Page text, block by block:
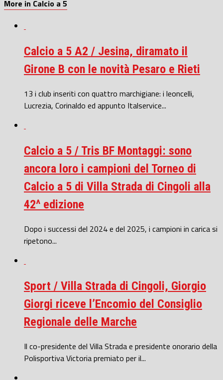
More in Calcio a 5
Calcio a 5 A2 / Jesina, diramato il
Girone B con le novità Pesaro e Rieti
13 i club inseriti con quattro marchigiane: i leoncelli,
Lucrezia, Corinaldo ed appunto Italservice...
Calcio a 5 / Tris BF Montaggi: sono
ancora loro i campioni del Torneo di
Calcio a 5 di Villa Strada di Cingoli alla
42^ edizione
Dopo i successi del 2024 e del 2025, i campioni in carica si
ripetono...
Sport / Villa Strada di Cingoli, Giorgio
Giorgi riceve l’Encomio del Consiglio
Regionale delle Marche
Il co-presidente del Villa Strada e presidente onorario della
Polisportiva Victoria premiato per il...